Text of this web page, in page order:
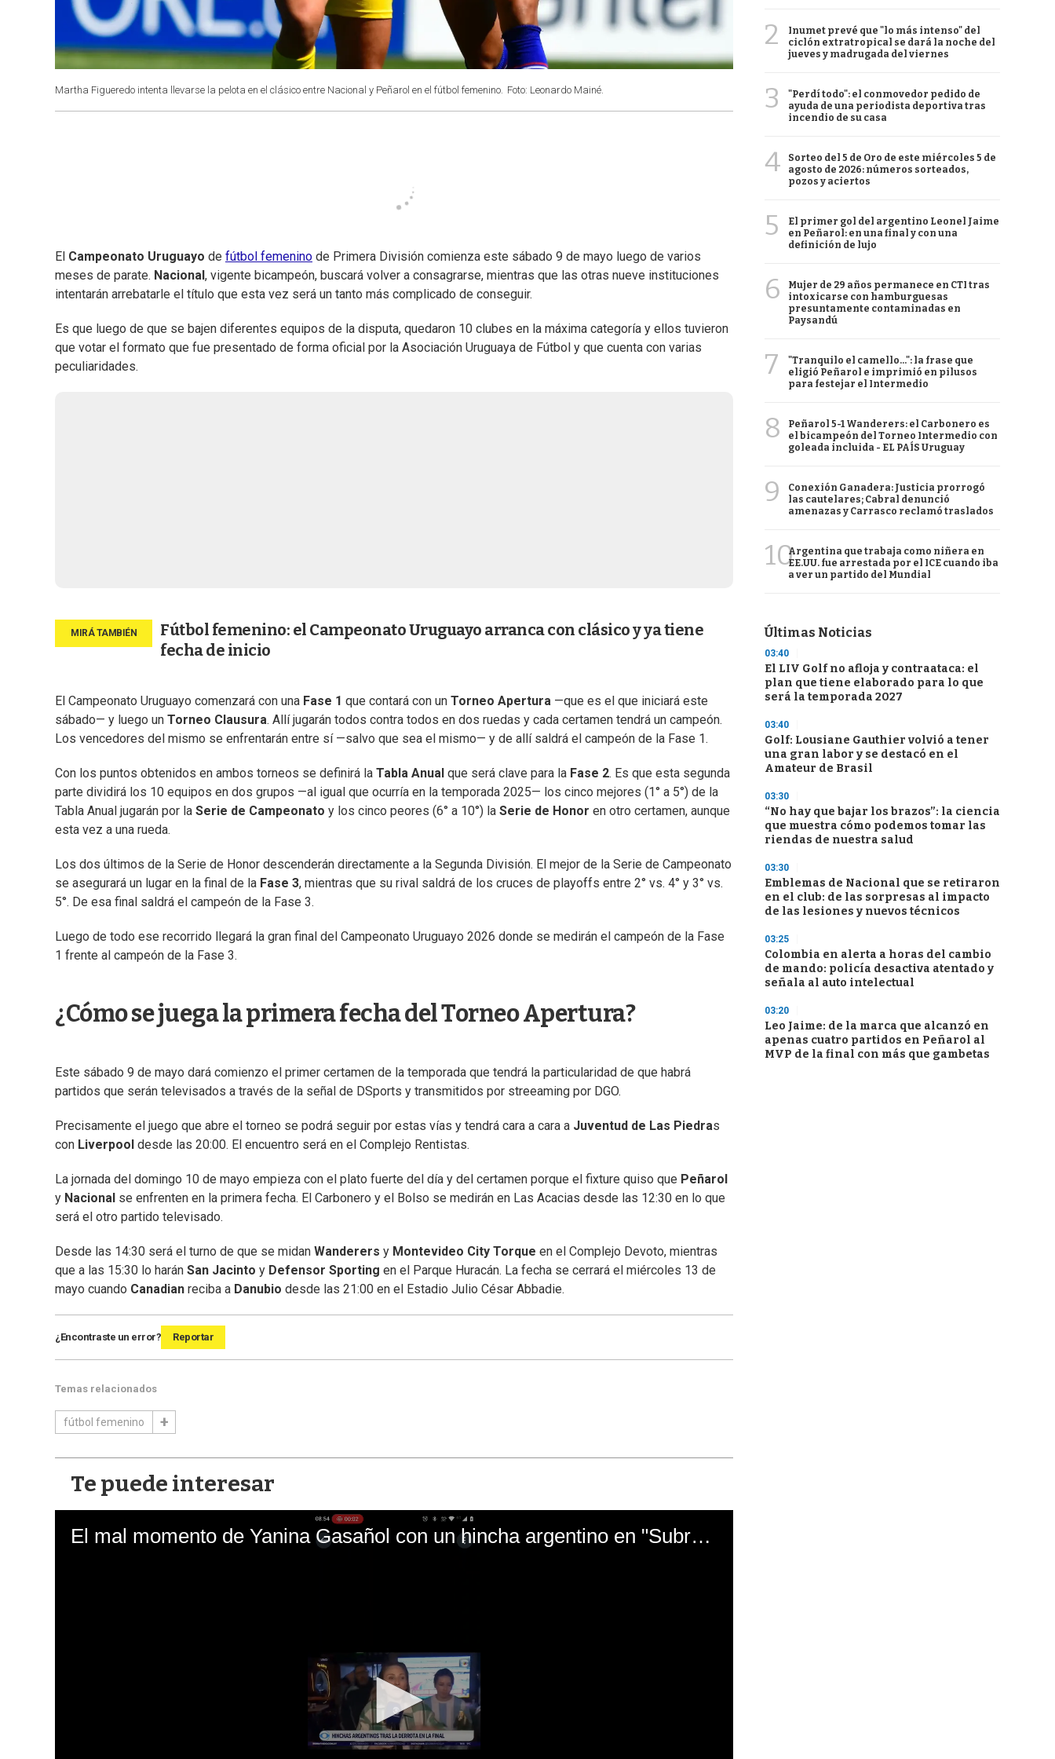
Martha Figueredo intenta llevarse la pelota en el clásico entre Nacional y Peñarol en el fútbol femenino. Foto: Leonardo Mainé.
El Campeonato Uruguayo de fútbol femenino de Primera División comienza este sábado 9 de mayo luego de varios
meses de parate. Nacional , vigente bicampeón, buscará volver a consagrarse, mientras que las otras nueve instituciones
intentarán arrebatarle el título que esta vez será un tanto más complicado de conseguir.
Es que luego de que se bajen diferentes equipos de la disputa, quedaron 10 clubes en la máxima categoría y ellos tuvieron
que votar el formato que fue presentado de forma oficial por la Asociación Uruguaya de Fútbol y que cuenta con varias
peculiaridades.
Fútbol femenino: el Campeonato Uruguayo arranca con clásico y ya tiene
fecha de inicio
El Campeonato Uruguayo comenzará con una Fase 1 que contará con un Torneo Apertura —que es el que iniciará este
sábado— y luego un Torneo Clausura. Allí jugarán todos contra todos en dos ruedas y cada certamen tendrá un campeón.
Los vencedores del mismo se enfrentarán entre sí —salvo que sea el mismo— y de allí saldrá el campeón de la Fase 1.
Con los puntos obtenidos en ambos torneos se definirá la Tabla Anual que será clave para la Fase 2. Es que esta segunda
parte dividirá los 10 equipos en dos grupos —al igual que ocurría en la temporada 2025— los cinco mejores (1° a 5°) de la
Tabla Anual jugarán por la Serie de Campeonato y los cinco peores (6° a 10°) la Serie de Honor en otro certamen, aunque
esta vez a una rueda.
Los dos últimos de la Serie de Honor descenderán directamente a la Segunda División. El mejor de la Serie de Campeonato
se asegurará un lugar en la final de la Fase 3, mientras que su rival saldrá de los cruces de playoffs entre 2° vs. 4° y 3° vs.
5°. De esa final saldrá el campeón de la Fase 3.
Luego de todo ese recorrido llegará la gran final del Campeonato Uruguayo 2026 donde se medirán el campeón de la Fase
1 frente al campeón de la Fase 3.
¿Cómo se juega la primera fecha del Torneo Apertura?
Este sábado 9 de mayo dará comienzo el primer certamen de la temporada que tendrá la particularidad de que habrá
partidos que serán televisados a través de la señal de DSports y transmitidos por streeaming por DGO.
Precisamente el juego que abre el torneo se podrá seguir por estas vías y tendrá cara a cara a Juventud de Las Piedras
con Liverpool desde las 20:00. El encuentro será en el Complejo Rentistas.
La jornada del domingo 10 de mayo empieza con el plato fuerte del día y del certamen porque el fixture quiso que Peñarol
y Nacional se enfrenten en la primera fecha. El Carbonero y el Bolso se medirán en Las Acacias desde las 12:30 en lo que
será el otro partido televisado.
Desde las 14:30 será el turno de que se midan Wanderers y Montevideo City Torque en el Complejo Devoto, mientras
que a las 15:30 lo harán San Jacinto y Defensor Sporting en el Parque Huracán. La fecha se cerrará el miércoles 13 de
mayo cuando Canadian reciba a Danubio desde las 21:00 en el Estadio Julio César Abbadie.
¿Encontraste un error? Reportar
Temas relacionados
fútbol femenino
Te puede interesar
El mal momento de Yanina Gasañol con un hincha argentino en "Subrayado"
2
Inumet prevé que "lo más intenso" del
ciclón extratropical se dará la noche del
jueves y madrugada del viernes
3
"Perdí todo": el conmovedor pedido de
ayuda de una periodista deportiva tras
incendio de su casa
4
Sorteo del 5 de Oro de este miércoles 5 de
agosto de 2026: números sorteados,
pozos y aciertos
5
El primer gol del argentino Leonel Jaime
en Peñarol: en una final y con una
definición de lujo
6
Mujer de 29 años permanece en CTI tras
intoxicarse con hamburguesas
presuntamente contaminadas en
Paysandú
7
"Tranquilo el camello...": la frase que
eligió Peñarol e imprimió en pilusos
para festejar el Intermedio
8
Peñarol 5-1 Wanderers: el Carbonero es
el bicampeón del Torneo Intermedio con
goleada incluida - EL PAÍS Uruguay
9
Conexión Ganadera: Justicia prorrogó
las cautelares; Cabral denunció
amenazas y Carrasco reclamó traslados
10Argentina que trabaja como niñera en
EE.UU. fue arrestada por el ICE cuando iba
a ver un partido del Mundial
Últimas Noticias
03:40
El LIV Golf no afloja y contraataca: el
plan que tiene elaborado para lo que
será la temporada 2027
03:40
Golf: Lousiane Gauthier volvió a tener
una gran labor y se destacó en el
Amateur de Brasil
03:30
“No hay que bajar los brazos”: la ciencia
que muestra cómo podemos tomar las
riendas de nuestra salud
03:30
Emblemas de Nacional que se retiraron
en el club: de las sorpresas al impacto
de las lesiones y nuevos técnicos
03:25
Colombia en alerta a horas del cambio
de mando: policía desactiva atentado y
señala al auto intelectual
03:20
Leo Jaime: de la marca que alcanzó en
apenas cuatro partidos en Peñarol al
MVP de la final con más que gambetas